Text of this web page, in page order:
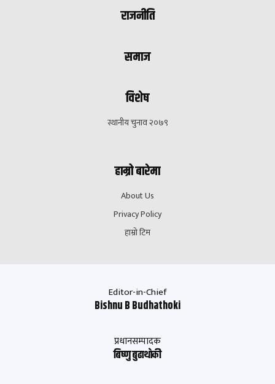
राजनीति
समाज
विशेष
स्थानीय चुनाव २०७९
हाम्रो बारेमा
About Us
Privacy Policy
हाम्रो टिम
Editor-in-Chief
Bishnu B Budhathoki
प्रधानसम्पादक
बिष्णु बुढाथाेकी